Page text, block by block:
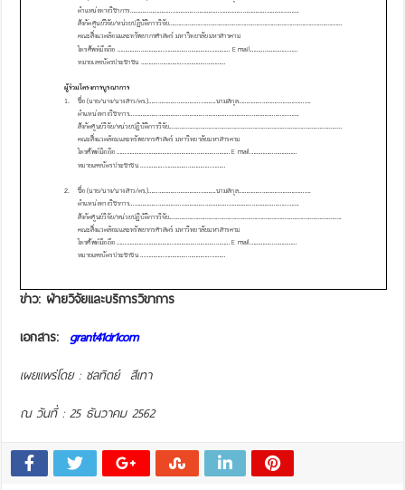
ข่าว: ฝ่ายวิจัยและบริการวิขาการ
เอกสาร:grant41cir1com
เผยแพร่โดย : ชลทิตย์ สีเทา
ณ วันที่ : 25 ธันวาคม 2562